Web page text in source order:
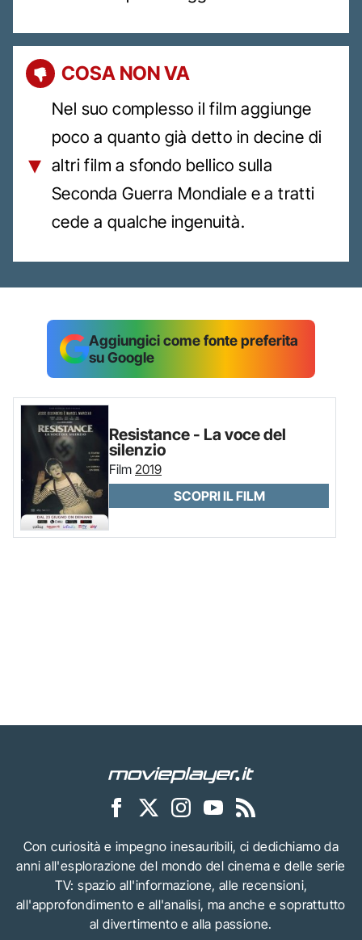
COSA NON VA
Nel suo complesso il film aggiunge
poco a quanto già detto in decine di
altri film a sfondo bellico sulla
Seconda Guerra Mondiale e a tratti
cede a qualche ingenuità.
Aggiungici come fonte preferita
su Google
Resistance - La voce del
silenzio
Film 2019
SCOPRI IL FILM
Con curiosità e impegno inesauribili, ci dedichiamo da
anni all'esplorazione del mondo del cinema e delle serie
TV: spazio all'informazione, alle recensioni,
all'approfondimento e all'analisi, ma anche e soprattutto
al divertimento e alla passione.